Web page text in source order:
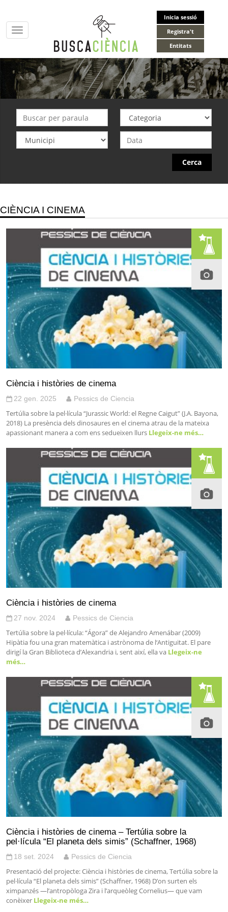
Inicia sessió
Registra't
Entitats
Toggle
navigation
Cerca
CIÈNCIA I CINEMA
Ciència i històries de cinema
22 gen. 2025 Pessics de Ciencia
Tertúlia sobre la pel·lícula “Jurassic World: el Regne Caigut” (J.A. Bayona,
2018) La presència dels dinosaures en el cinema atrau de la mateixa
apassionant manera a com ens sedueixen llurs Llegeix-ne més…
Ciència i històries de cinema
27 nov. 2024 Pessics de Ciencia
Tertúlia sobre la pel·lícula: “Ágora” de Alejandro Amenábar (2009)
Hipàtia fou una gran matemàtica i astrònoma de l‘Antiguitat. El pare
dirigí la Gran Biblioteca d’Alexandria i, sent així, ella va Llegeix-ne
més…
Ciència i històries de cinema – Tertúlia sobre la
pel·lícula “El planeta dels simis” (Schaffner, 1968)
18 set. 2024 Pessics de Ciencia
Presentació del projecte: Ciència i històries de cinema, Tertúlia sobre la
pel·lícula “El planeta dels simis” (Schaffner, 1968) D’on surten els
ximpanzés —l’antropòloga Zira i l’arqueòleg Cornelius— que vam
conèixer Llegeix-ne més…